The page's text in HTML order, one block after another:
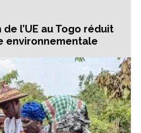
l’UE au Togo réduit
environnementale